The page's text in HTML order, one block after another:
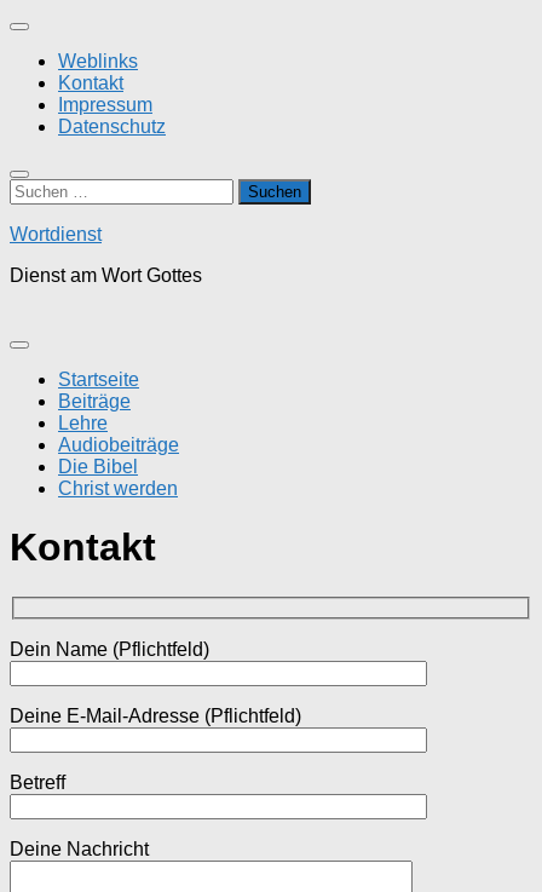
Zum
springenWeblinks
Kontakt
Impressum
Datenschutz
Suchen
nach:
Wortdienst
Dienst am Wort Gottes
Startseite
Beiträge
Lehre
Audiobeiträge
Die Bibel
Christ werden
Kontakt
Dein Name (Pflichtfeld)
Deine E-Mail-Adresse (Pflichtfeld)
Betreff
Deine Nachricht